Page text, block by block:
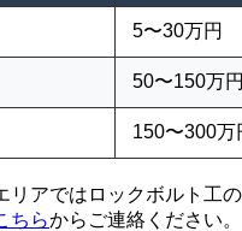
5〜30万円
50〜150万円
150〜300万
リアではロックボルト工
ちらからご連絡ください。